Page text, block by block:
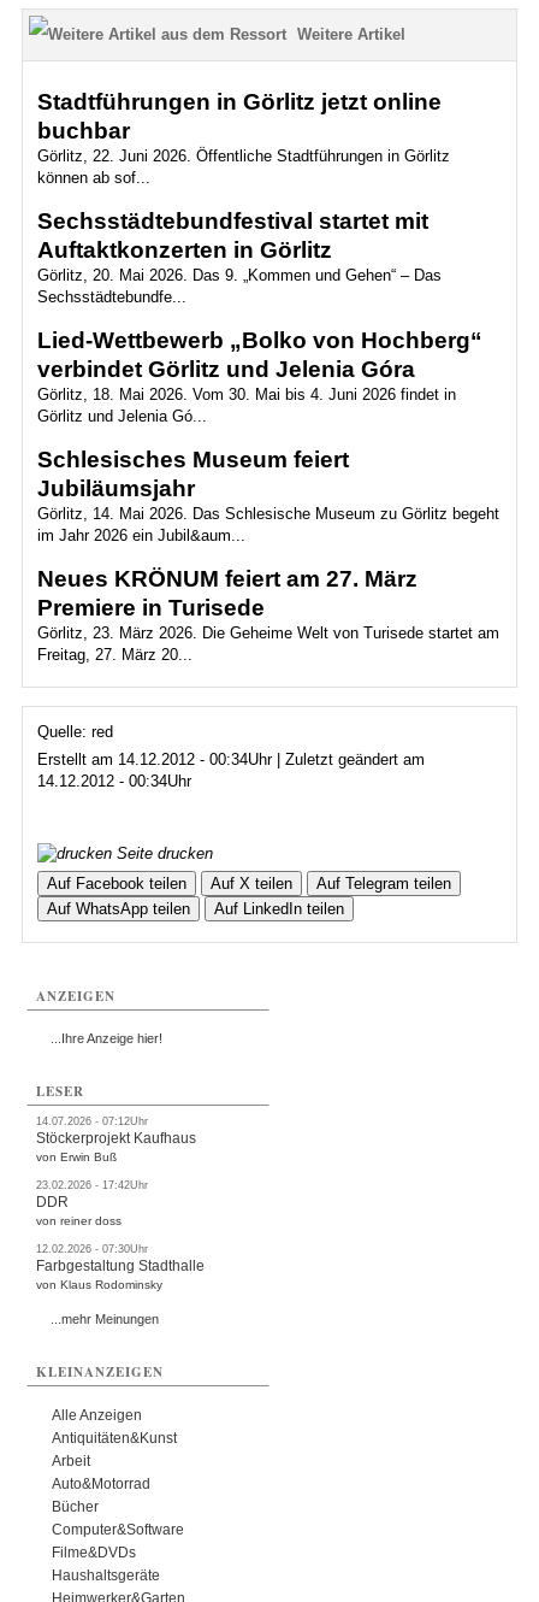
Weitere Artikel
Stadtführungen in Görlitz jetzt online
buchbar
Görlitz, 22. Juni 2026. Öffentliche Stadtführungen in Görlitz
können ab sof...
Sechsstädtebundfestival startet mit
Auftaktkonzerten in Görlitz
Görlitz, 20. Mai 2026. Das 9. „Kommen und Gehen“ – Das
Sechsstädtebundfe...
Lied-Wettbewerb „Bolko von Hochberg“
verbindet Görlitz und Jelenia Góra
Görlitz, 18. Mai 2026. Vom 30. Mai bis 4. Juni 2026 findet in
Görlitz und Jelenia Gó...
Schlesisches Museum feiert
Jubiläumsjahr
Görlitz, 14. Mai 2026. Das Schlesische Museum zu Görlitz begeht
im Jahr 2026 ein Jubil&aum...
Neues KRÖNUM feiert am 27. März
Premiere in Turisede
Görlitz, 23. März 2026. Die Geheime Welt von Turisede startet am
Freitag, 27. März 20...
Quelle: red
Erstellt am 14.12.2012 - 00:34Uhr | Zuletzt geändert am
14.12.2012 - 00:34Uhr
Seite drucken
Auf Facebook teilen
Auf X teilen
Auf Telegram teilen
Auf WhatsApp teilen
Auf LinkedIn teilen
ANZEIGEN
...Ihre Anzeige hier!
LESER
14.07.2026 - 07:12Uhr
Stöckerprojekt Kaufhaus
von Erwin Buß
23.02.2026 - 17:42Uhr
DDR
von reiner doss
12.02.2026 - 07:30Uhr
Farbgestaltung Stadthalle
von Klaus Rodominsky
...mehr Meinungen
KLEINANZEIGEN
Alle Anzeigen
Antiquitäten&Kunst
Arbeit
Auto&Motorrad
Bücher
Computer&Software
Filme&DVDs
Haushaltsgeräte
Heimwerker&Garten